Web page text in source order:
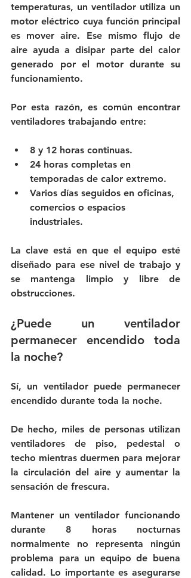
temperaturas, un ventilador utiliza un
motor eléctrico cuya función principal
es mover aire. Ese mismo flujo de
aire ayuda a disipar parte del calor
generado por el motor durante su
funcionamiento.
Por esta razón, es común encontrar
ventiladores trabajando entre:
8 y 12 horas continuas.
24 horas completas en
temporadas de calor extremo.
Varios días seguidos en oficinas,
comercios o espacios
industriales.
La clave está en que el equipo esté
diseñado para ese nivel de trabajo y
se mantenga limpio y libre de
obstrucciones.
¿Puede un ventilador
permanecer encendido toda
la noche?
Sí, un ventilador puede permanecer
encendido durante toda la noche.
De hecho, miles de personas utilizan
ventiladores de piso, pedestal o
techo mientras duermen para mejorar
la circulación del aire y aumentar la
sensación de frescura.
Mantener un ventilador funcionando
durante 8 horas nocturnas
normalmente no representa ningún
problema para un equipo de buena
calidad. Lo importante es asegurarse